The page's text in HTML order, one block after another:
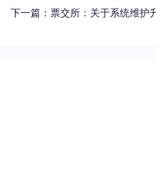
下一篇： 票交所：关于系统维护